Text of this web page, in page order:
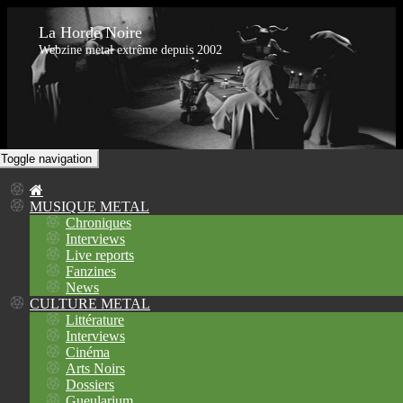
La Horde Noire
Webzine metal extrême depuis 2002
Toggle navigation
MUSIQUE METAL
Chroniques
Interviews
Live reports
Fanzines
News
CULTURE METAL
Littérature
Interviews
Cinéma
Arts Noirs
Dossiers